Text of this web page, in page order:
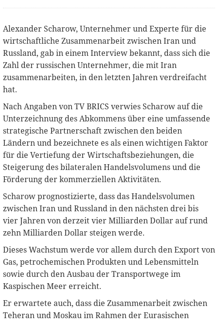
Alexander Scharow, Unternehmer und Experte für die
wirtschaftliche Zusammenarbeit zwischen Iran und
Russland, gab in einem Interview bekannt, dass sich die
Zahl der russischen Unternehmer, die mit Iran
zusammenarbeiten, in den letzten Jahren verdreifacht
hat.
Nach Angaben von TV BRICS verwies Scharow auf die
Unterzeichnung des Abkommens über eine umfassende
strategische Partnerschaft zwischen den beiden
Ländern und bezeichnete es als einen wichtigen Faktor
für die Vertiefung der Wirtschaftsbeziehungen, die
Steigerung des bilateralen Handelsvolumens und die
Förderung der kommerziellen Aktivitäten.
Scharow prognostizierte, dass das Handelsvolumen
zwischen Iran und Russland in den nächsten drei bis
vier Jahren von derzeit vier Milliarden Dollar auf rund
zehn Milliarden Dollar steigen werde.
Dieses Wachstum werde vor allem durch den Export von
Gas, petrochemischen Produkten und Lebensmitteln
sowie durch den Ausbau der Transportwege im
Kaspischen Meer erreicht.
Er erwartete auch, dass die Zusammenarbeit zwischen
Teheran und Moskau im Rahmen der Eurasischen